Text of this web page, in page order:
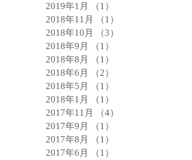
2019年1月
（1）
2018年11月
（1）
2018年10月
（3）
2018年9月
（1）
2018年8月
（1）
2018年6月
（2）
2018年5月
（1）
2018年1月
（1）
2017年11月
（4）
2017年9月
（1）
2017年8月
（1）
2017年6月
（1）